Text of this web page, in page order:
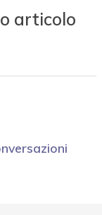
articolo